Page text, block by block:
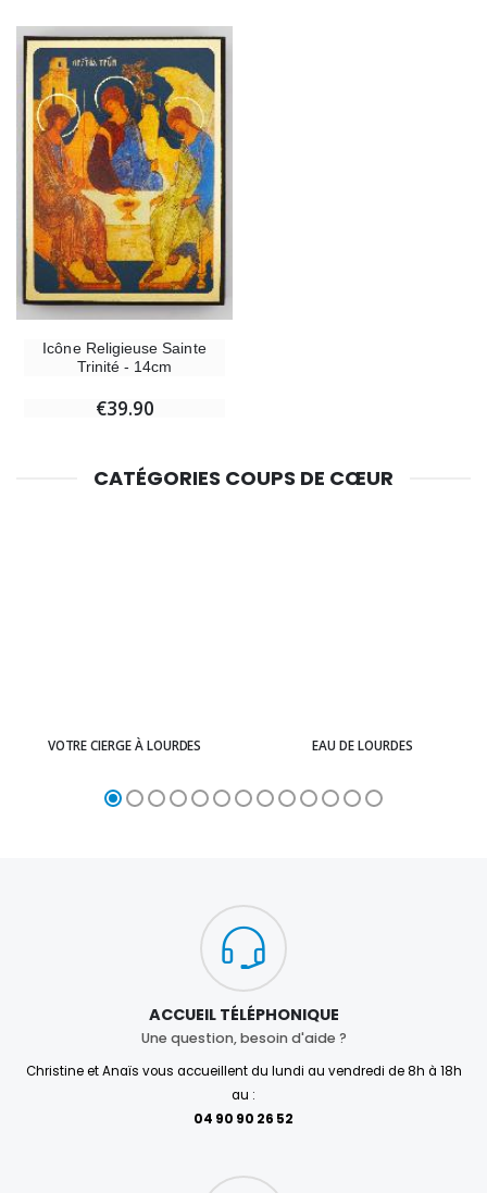
Icône Religieuse Sainte
Trinité - 14cm
€39.90
CATÉGORIES COUPS DE CŒUR
VOTRE CIERGE À LOURDES EAU DE LOURDES
€23.00
ACCUEIL TÉLÉPHONIQUE
Une question, besoin d'aide ?
Christine et Anaïs vous accueillent du lundi au vendredi de 8h à 18h
au :
04 90 90 26 52